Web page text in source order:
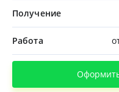
Получение
Работа